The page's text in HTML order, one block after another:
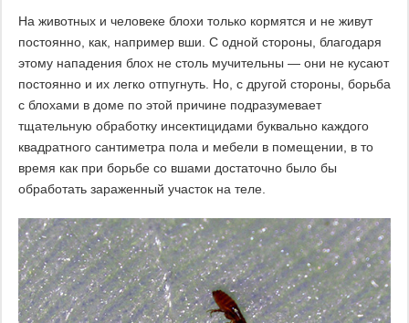
На животных и человеке блохи только кормятся и не живут
постоянно, как, например вши. С одной стороны, благодаря
этому нападения блох не столь мучительны — они не кусают
постоянно и их легко отпугнуть. Но, с другой стороны, борьба
с блохами в доме по этой причине подразумевает
тщательную обработку инсектицидами буквально каждого
квадратного сантиметра пола и мебели в помещении, в то
время как при борьбе со вшами достаточно было бы
обработать зараженный участок на теле.